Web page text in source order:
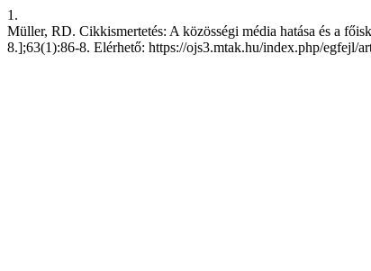
1.
Müller, RD. Cikkismertetés: A közösségi média hatása és a
8.];63(1):86-8. Elérhető: https://ojs3.mtak.hu/index.php/egfejl/